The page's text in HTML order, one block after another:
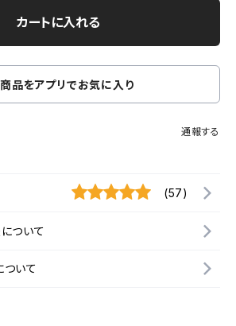
カートに入れる
商品をアプリでお気に入り
通報する
(57)
ついて
いて